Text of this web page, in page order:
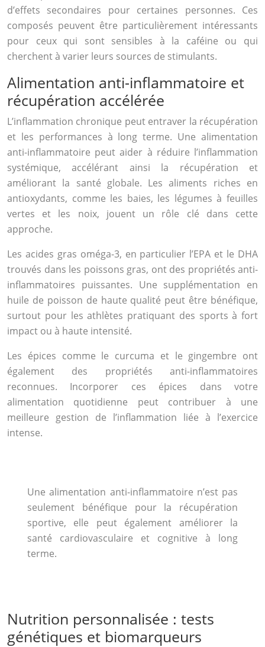
d’effets secondaires pour certaines personnes. Ces
composés peuvent être particulièrement intéressants
pour ceux qui sont sensibles à la caféine ou qui
cherchent à varier leurs sources de stimulants.
Alimentation anti-inflammatoire et
récupération accélérée
L’inflammation chronique peut entraver la récupération
et les performances à long terme. Une alimentation
anti-inflammatoire peut aider à réduire l’inflammation
systémique, accélérant ainsi la récupération et
améliorant la santé globale. Les aliments riches en
antioxydants, comme les baies, les légumes à feuilles
vertes et les noix, jouent un rôle clé dans cette
approche.
Les acides gras oméga-3, en particulier l’EPA et le DHA
trouvés dans les poissons gras, ont des propriétés anti-
inflammatoires puissantes. Une supplémentation en
huile de poisson de haute qualité peut être bénéfique,
surtout pour les athlètes pratiquant des sports à fort
impact ou à haute intensité.
Les épices comme le curcuma et le gingembre ont
également des propriétés anti-inflammatoires
reconnues. Incorporer ces épices dans votre
alimentation quotidienne peut contribuer à une
meilleure gestion de l’inflammation liée à l’exercice
intense.
Une alimentation anti-inflammatoire n’est pas
seulement bénéfique pour la récupération
sportive, elle peut également améliorer la
santé cardiovasculaire et cognitive à long
terme.
Nutrition personnalisée : tests
génétiques et biomarqueurs